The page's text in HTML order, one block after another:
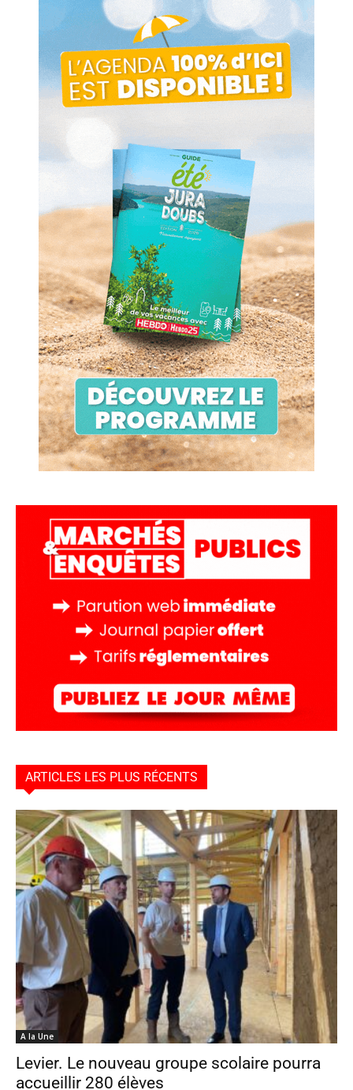
ARTICLES LES PLUS RÉCENTS
A la Une
Levier. Le nouveau groupe scolaire pourra
accueillir 280 élèves